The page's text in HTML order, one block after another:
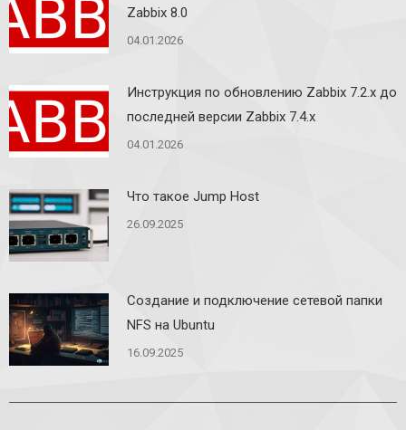
Zabbix 8.0
04.01.2026
Инструкция по обновлению Zabbix 7.2.x до
последней версии Zabbix 7.4.x
04.01.2026
Что такое Jump Host
26.09.2025
Создание и подключение сетевой папки
NFS на Ubuntu
16.09.2025